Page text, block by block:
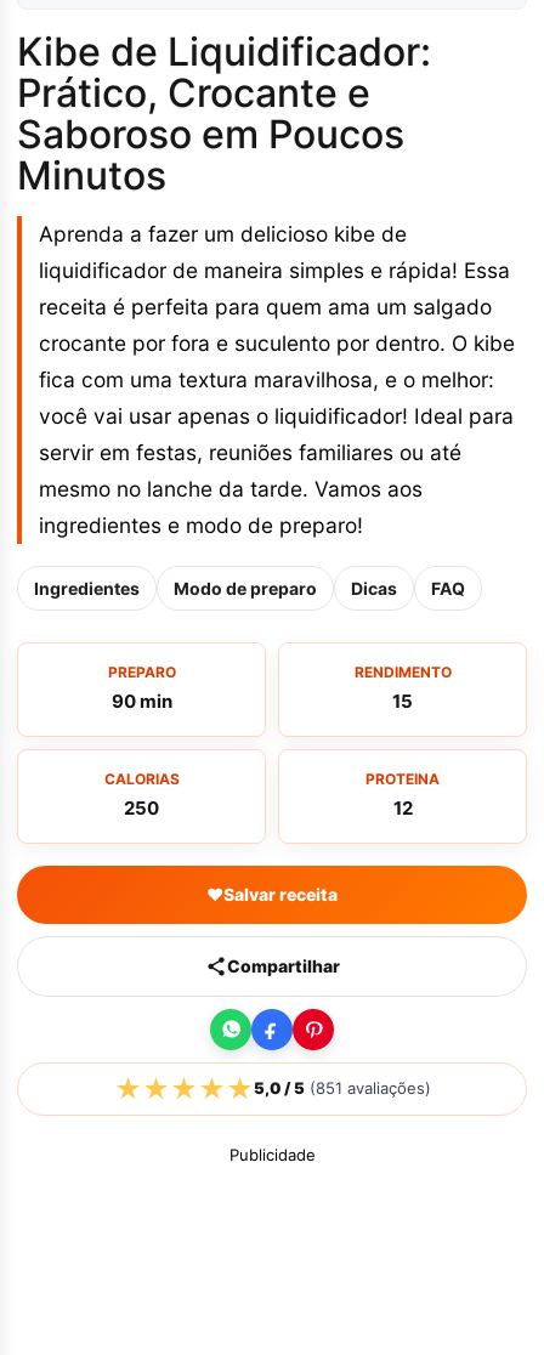
Kibe de Liquidificador:
Prático, Crocante e
Saboroso em Poucos
Minutos
Aprenda a fazer um delicioso kibe de
liquidificador de maneira simples e rápida! Essa
receita é perfeita para quem ama um salgado
crocante por fora e suculento por dentro. O kibe
fica com uma textura maravilhosa, e o melhor:
você vai usar apenas o liquidificador! Ideal para
servir em festas, reuniões familiares ou até
mesmo no lanche da tarde. Vamos aos
ingredientes e modo de preparo!
Ingredientes Modo de preparo Dicas FAQ
PREPARO
90 min
RENDIMENTO
15
CALORIAS
250
PROTEINA
12
♥Salvar receita
Compartilhar
★★★★★5,0/ 5(851 avaliações)
Publicidade